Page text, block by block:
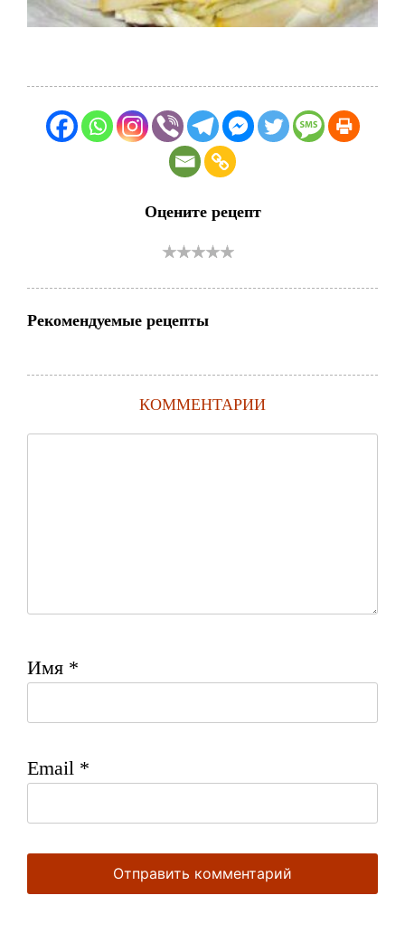
Оцените рецепт
Рекомендуемые рецепты
КОММЕНТАРИИ
Имя *
Email *